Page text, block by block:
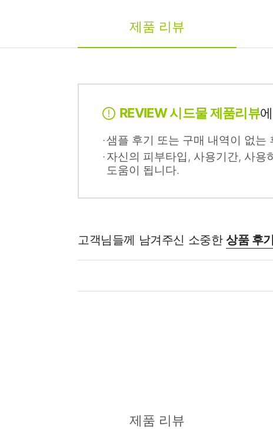
제품 리뷰
REVIEW 시드물 제품리뷰
샘플 후기 또는 구매 내역이 없는
자신의 피부타입, 사용기간, 사용
도움이 됩니다.
고객님들께 남겨주신 소중한상품 후기
제품 리뷰